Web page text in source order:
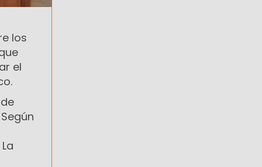
los
el